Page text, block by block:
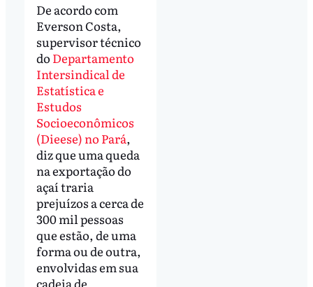
De acordo com
Everson Costa,
supervisor técnico
do Departamento
Intersindical de
Estatística e
Estudos
Socioeconômicos
(Dieese) no Pará,
diz que uma queda
na exportação do
açaí traria
prejuízos a cerca de
300 mil pessoas
que estão, de uma
forma ou de outra,
envolvidas em sua
cadeia de